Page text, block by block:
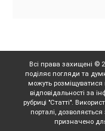
Всі права захищені ©
поділяє погляди та
можуть розміщуватися
відповідальності за
рубриці "Статті".
порталі,
призначено для